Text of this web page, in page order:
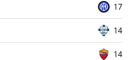
17
14
14